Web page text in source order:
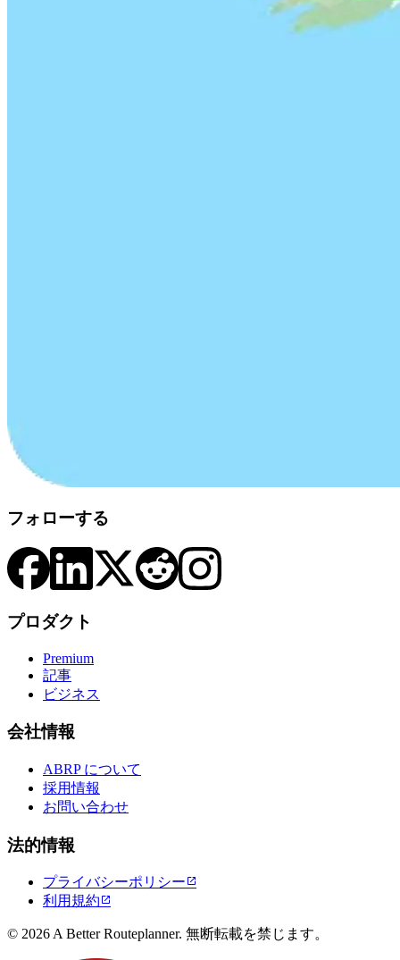
フォローする
プロダクト
Premium
記事
ビジネス
会社情報
ABRP について
採用情報
お問い合わせ
法的情報
プライバシーポリシー 
利用規約 
© 2026 A Better Routeplanner. 無断転載を禁じます。